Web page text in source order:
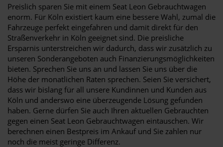
Preislich sparen Sie mit einem Seat Leon Gebrauchtwagen
enorm. Für Köln existiert kaum eine bessere Wahl, zumal die
Fahrzeuge perfekt eingefahren und damit direkt für den
Straßenverkehr in Köln geeignet sind. Die preisliche
Ersparnis unterstreichen wir dadurch, dass wir zusätzlich zu
unseren Sonderangeboten auch Finanzierungsmöglichkeiten
bieten. Sprechen Sie uns an und lassen Sie uns über die
Höhe der monatlichen Raten sprechen. Seien Sie versichert,
dass wir bislang für all unsere Kundinnen und Kunden aus
Köln und anderswo eine überzeugende Lösung gefunden
haben. Gerne dürfen Sie auch Ihren aktuellen Gebrauchten
gegen einen Seat Leon Gebrauchtwagen eintauschen. Wir
berechnen einen Bestpreis im Ankauf und Sie zahlen nur
noch die meist geringe Differenz.